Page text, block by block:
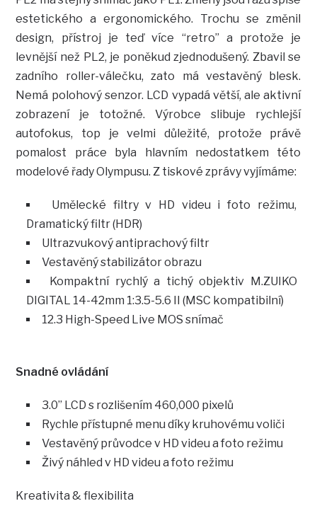
estetického a ergonomického. Trochu se změnil
design, přístroj je teď více “retro” a protože je
levnější než PL2, je poněkud zjednodušený. Zbavil se
zadního roller-válečku, zato má vestavěný blesk.
Nemá polohový senzor. LCD vypadá větší, ale aktivní
zobrazení je totožné. Výrobce slibuje rychlejší
autofokus, top je velmi důležité, protože právě
pomalost práce byla hlavním nedostatkem této
modelové řady Olympusu. Z tiskové zprávy vyjímáme:
Umělecké filtry v HD videu i foto režimu,
Dramatický filtr (HDR)
Ultrazvukový antiprachový filtr
Vestavěný stabilizátor obrazu
Kompaktní rychlý a tichý objektiv M.ZUIKO
DIGITAL 14-42mm 1:3.5-5.6 II (MSC kompatibilní)
12.3 High-Speed Live MOS snímač
Snadné ovládání
3.0” LCD s rozlišením 460,000 pixelů
Rychle přístupné menu díky kruhovému voliči
Vestavěný průvodce v HD videu a foto režimu
Živý náhled v HD videu a foto režimu
Kreativita & flexibilita